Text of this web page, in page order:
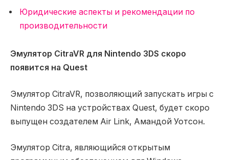
Юридические аспекты и рекомендации по
производительности
Эмулятор CitraVR для Nintendo 3DS скоро
появится на Quest
Эмулятор CitraVR, позволяющий запускать игры с
Nintendo 3DS на устройствах Quest, будет скоро
выпущен создателем Air Link, Амандой Уотсон.
Эмулятор Citra, являющийся открытым